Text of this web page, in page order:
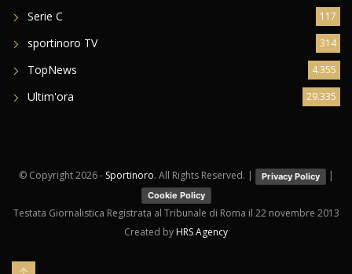
Serie C 117
sportinoro TV 314
TopNews 4.355
Ultim'ora 29.335
© Copyright2026 - Sportinoro. All Rights Reserved. | Privacy Policy |
Cookie Policy
Testata Giornalistica Registrata al Tribunale di Roma il 22 novembre 2013
Created by HRS Agency